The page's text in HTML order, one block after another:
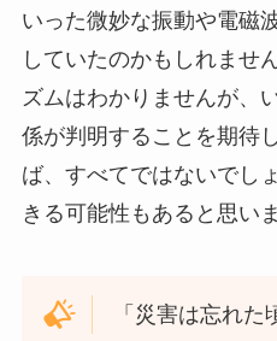
いった微妙な振動や電磁
していたのかもしれませ
ズムはわかりませんが、
係が判明することを期待
ば、すべてではないでし
きる可能性もあると思いま
「災害は忘れた